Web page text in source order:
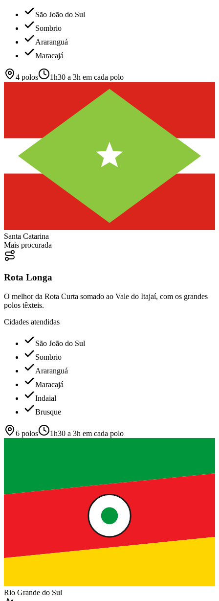
São João do Sul
Sombrio
Araranguá
Maracajá
4 polos 1h30 a 3h em cada polo
Santa Catarina
Mais procurada
Rota Longa
O melhor da Rota Curta somado ao Vale do Itajaí, com os grandes
polos têxteis.
Cidades atendidas
São João do Sul
Sombrio
Araranguá
Maracajá
Indaial
Brusque
6 polos 1h30 a 3h em cada polo
Rio Grande do Sul